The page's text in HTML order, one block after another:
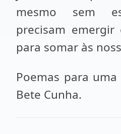
mesmo sem
precisam
para somar às
Poemas para
Bete Cunha.